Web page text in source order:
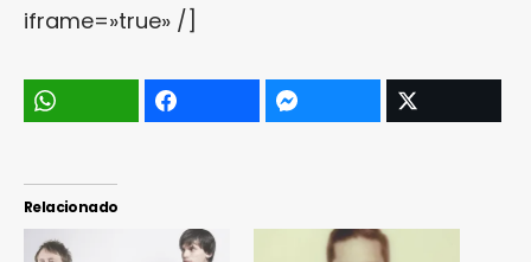
iframe=»true» /]
Relacionado